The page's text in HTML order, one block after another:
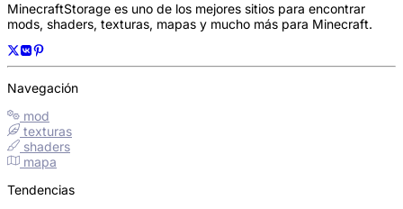
MinecraftStorage es uno de los mejores sitios para encontrar
mods, shaders, texturas, mapas y mucho más para Minecraft.
Navegación
mod
texturas
shaders
mapa
Tendencias